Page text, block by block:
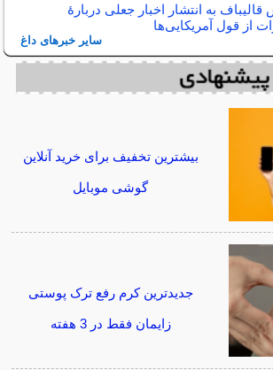
قالیباف به انتشار اخبار جعلی دربارهٔ
از قول آمریکایی‌ها
سایر خبرهای داغ
بیشترین تخفیف برای خرید آنلاین
گوشی موبایل
جدیدترین کرم رفع ترک پوستی
زایمان فقط در 3 هفته